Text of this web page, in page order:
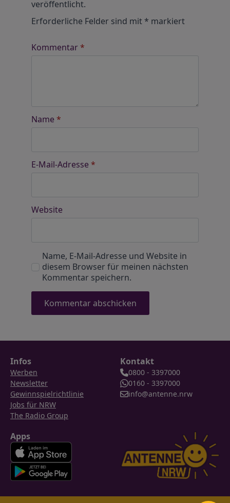
veröffentlicht.
Erforderliche Felder sind mit* markiert
Kommentar*
Name *
E-Mail-Adresse *
Website
Name, E-Mail-Adresse und Website in
diesem Browser für meinen nächsten
Kommentar speichern.
Infos
Werben
Newsletter
Gewinnspielrichtlinie
Jobs für NRW
The Radio Group
Kontakt
0800 - 3397000
0160 - 3397000
info@antenne.nrw
Apps